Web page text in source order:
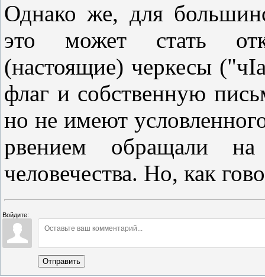
Однако же, для
это может стать
(настоящие) черкесы
флаг и собственную
но не имеют
рвением обращали на
человечества. Но, как
Войдите:
Отправить